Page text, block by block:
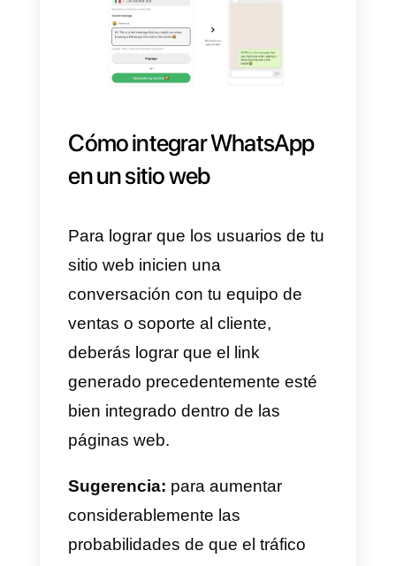
Para todos aquellos que no
para nada familiarizados con los
generar un link para WhatsApp a
través de algunos sitios web que
en línea, simplemente
el número de teléfono.
Un primer sitio web en el que se
puede confiar para la generación
de un link para WhatsApp es
WA.link, que te permite
personalizar cómodamente el
mensaje predeterminado a
de una interfaz user friendly e